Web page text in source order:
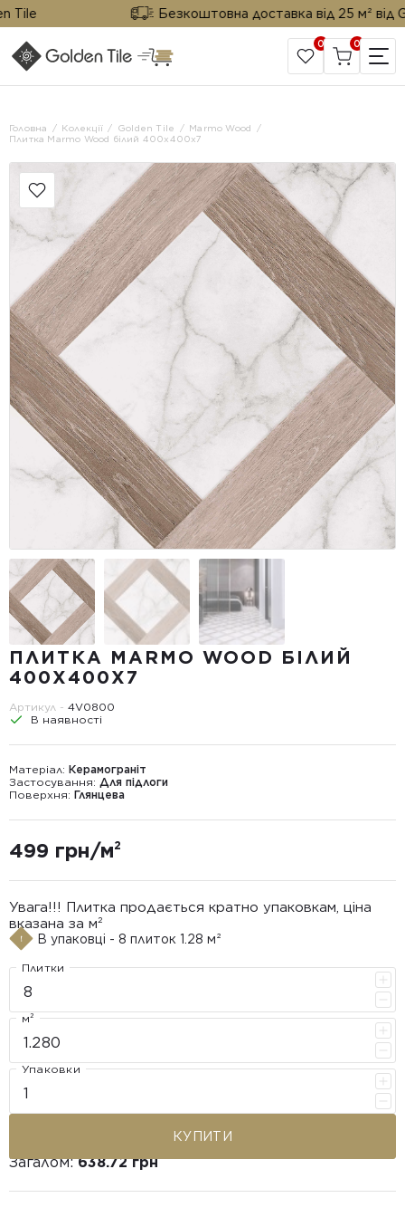
Безкоштовна доставка від 25 м² від
САЙТ КОМПАНІЇ
0 0
Головна Колекції Golden Tile
Marmo Wood
Плитка Marmo Wood білий 400х400х7
ПЛИТКА MARMO WOOD БІЛИЙ
400Х400Х7
Артикул - 4V0800
В наявності
Матеріал: Керамограніт
Застосування: Для підлоги
Поверхня: Глянцева
499 грн/м²
Увага!!! Плитка продається кратно упаковкам, ціна
вказана за м²
В упаковці - 8 плиток 1.28 м²
Плитки
м²
Упаковки
КУПИТИ
Загалом:638.72 грн